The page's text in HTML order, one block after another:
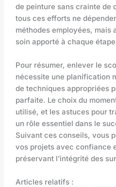
de peinture sans crainte de
tous ces efforts ne
méthodes employées, mais
soin apporté à chaque
Pour résumer, enlever le
nécessite une planification
de techniques appropriées
parfaite. Le choix du
utilisé, et les astuces pour
un rôle essentiel dans le
Suivant ces conseils, vous
vos projets avec confiance
préservant l’intégrité des
Articles relatifs :